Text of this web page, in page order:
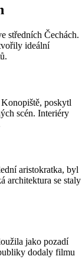
středních Čechách.
ideální
poskytl
scén. Interiéry
aristokratka, byl
architektura se staly
jako pozadí
dodaly filmu